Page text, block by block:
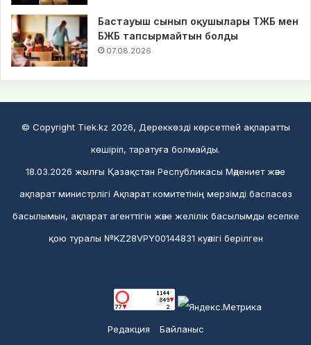
Бастауыш сынып оқушылары ТЖБ мен
БЖБ тапсырмайтын болды
07.08.2026
© Copyright Tiek.kz 2026, Дереккөзді көрсетпей ақпаратты
көшіріп, таратуға болмайды.
18.03.2026 жылғы Қазақстан Республикасы Мәдениет және
ақпарат министрлігі Ақпарат комитетінің мерзімді баспасөз
басылымын, ақпарат агенттігін және желілік басылымды есепке
қою туралы №KZ28VPY00144831 куәлігі берілген
Редакция Байланыс